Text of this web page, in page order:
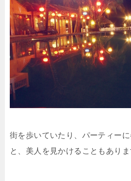
街を歩いていたり、パーティー
と、美人を見かけることもありま